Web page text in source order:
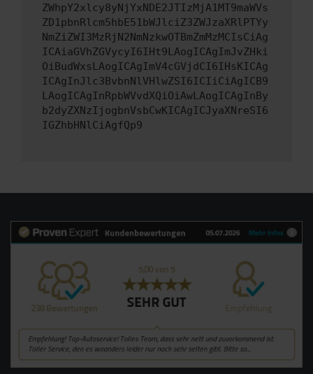
ZWhpY2xlcy8yNjYxNDE2JTIzMjA1MT9maWVs
ZD1pbnRlcm5hbE51bWJlciZ3ZWJzaXRlPTYy
NmZiZWI3MzRjN2NmNzkwOTBmZmMzMCIsCiAg
ICAiaGVhZGVycyI6IHt9LAogICAgImJvZHki
OiBudWxsLAogICAgImV4cGVjdCI6IHsKICAg
ICAgInJlc3BvbnNlVHlwZSI6ICIiCiAgICB9
LAogICAgInRpbWVvdXQiOiAwLAogICAgInBy
b2dyZXNzIjogbnVsbCwKICAgICJyaXNreSI6
IGZhbHNlCiAgfQp9